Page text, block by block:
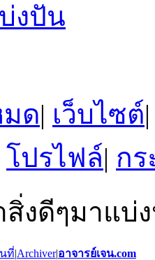
งปัน
ด| เว็บไซต์|
โปรไฟล์| กร
สิ่งดีๆมาแบ่
ที่|Archiver|อาจารย์เจน.com